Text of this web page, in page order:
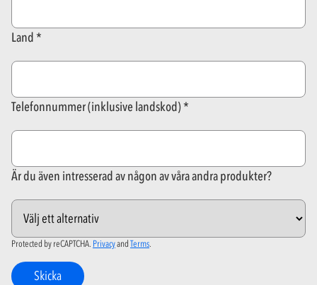
Land
Telefonnummer (inklusive landskod)
Är du även intresserad av någon av våra andra produkter?
Protected by reCAPTCHA. Privacyand Terms.
Skicka